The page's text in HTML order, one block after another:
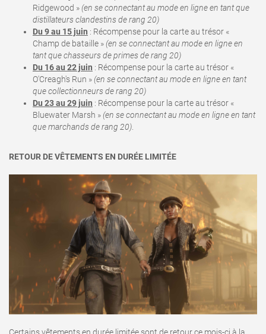
Ridgewood »(en se connectant au mode en ligne en tant que
distillateurs clandestins de rang 20)
Du 9 au 15 juin : Récompense pour la carte au trésor «
Champ de bataille »(en se connectant au mode en ligne en
tant que chasseurs de primes de rang 20)
Du 16 au 22 juin : Récompense pour la carte au trésor «
O'Creagh's Run »(en se connectant au mode en ligne en tant
que collectionneurs de rang 20)
Du 23 au 29 juin : Récompense pour la carte au trésor «
Bluewater Marsh »(en se connectant au mode en ligne en tant
que marchands de rang 20)
RETOUR DE VÊTEMENTS EN DURÉE LIMITÉE
Certains vêtements en durée limitée sont de retour ce mois-ci à la